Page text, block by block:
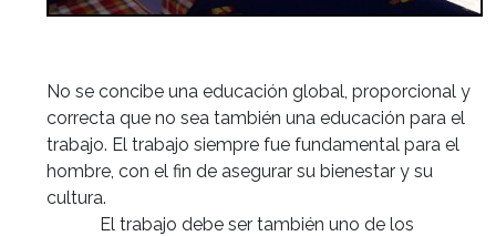
No se concibe una educación global, proporcional y
correcta que no sea también una educación para el
trabajo. El trabajo siempre fue fundamental para el
hombre, con el fin de asegurar su bienestar y su
cultura.
El trabajo debe ser también uno de los